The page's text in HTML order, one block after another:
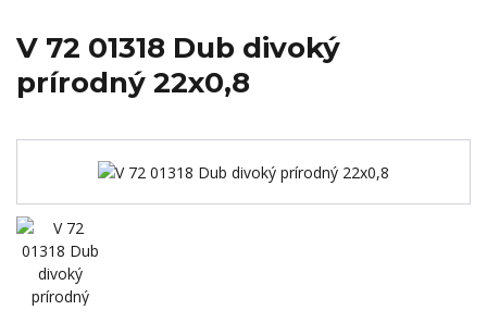
V 72 01318 Dub divoký
prírodný 22x0,8